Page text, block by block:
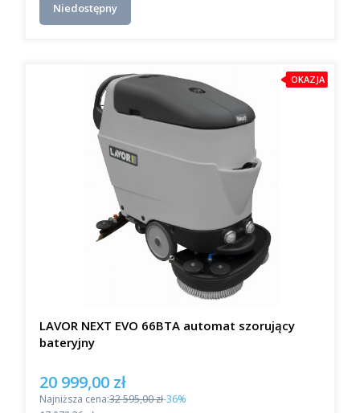
Niedostępny
OKAZJA
LAVOR NEXT EVO 66BTA automat szorujący
bateryjny
Cena promocyjna
20 999,00 zł
Najniższa cena:32 595,00 zł-36%